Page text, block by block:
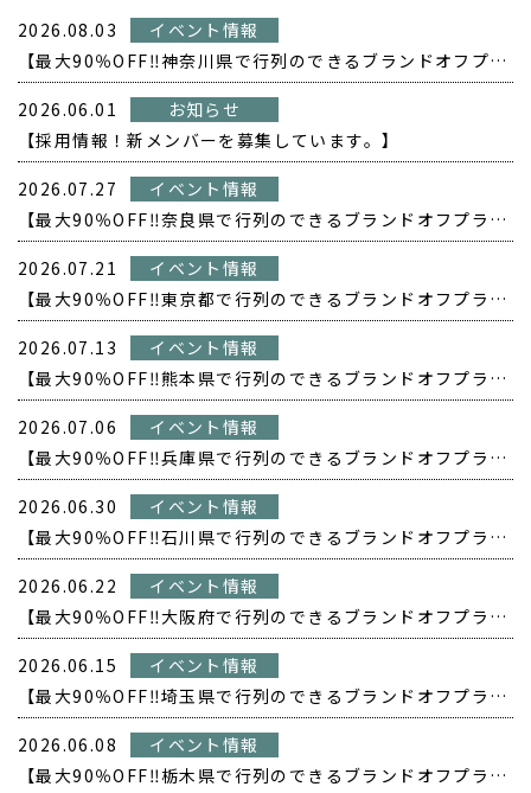
2026.08.03
イベント情報
【最大90％OFF‼️神奈川県で行列のできるブランドオフプライス POPUP開催❗️】
2026.06.01
お知らせ
【採用情報！新メンバーを募集しています。】
2026.07.27
イベント情報
【最大90％OFF‼️奈良県で行列のできるブランドオフプライス POPUP開催❗️】
2026.07.21
イベント情報
【最大90％OFF‼️東京都で行列のできるブランドオフプライス POPUP開催❗️】
2026.07.13
イベント情報
【最大90％OFF‼️熊本県で行列のできるブランドオフプライス POPUP開催❗️】
2026.07.06
イベント情報
【最大90％OFF‼️兵庫県で行列のできるブランドオフプライス POPUP開催❗️】
2026.06.30
イベント情報
【最大90％OFF‼️石川県で行列のできるブランドオフプライス POPUP開催❗️】
2026.06.22
イベント情報
【最大90％OFF‼️大阪府で行列のできるブランドオフプライス POPUP開催❗️】
2026.06.15
イベント情報
【最大90％OFF‼️埼玉県で行列のできるブランドオフプライス POPUP開催❗️】
2026.06.08
イベント情報
【最大90％OFF‼️栃木県で行列のできるブランドオフプライス POPUP開催❗️】